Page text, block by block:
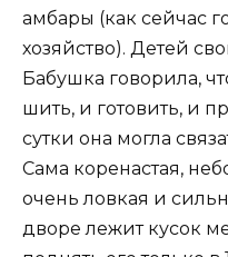
амбары (как сейчас
хозяйство). Детей
Бабушка говорила,
шить, и готовить, и
сутки она могла
Сама коренастая,
очень ловкая и
дворе лежит кусок